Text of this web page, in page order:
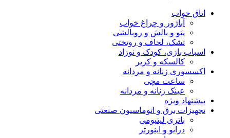
اتاق خواب
آباژور و چراغ خواب
پتو و بالش و روبالشی
تشک، لحاف و روتختی
اسباب بازی، کودک و نوزاد
کالسکه و کریر
اکسسوری زنانه و مردانه
ساعت مچی
عینک زنانه و مردانه
پیشنهاد ویژه
تجهیزات برق و اتوماسیون صنعتی
باتری لیتیومی
درایو و اینورتر